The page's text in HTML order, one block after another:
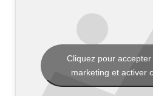
Cliquez pour
marketing et activer